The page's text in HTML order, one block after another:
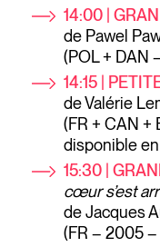
14:00 |
de Pawel
(POL + DAN
14:15 |
de Valérie
(FR + CAN +
disponible
15:30 |
cœur s’est
de Jacques
(FR – 2005 –